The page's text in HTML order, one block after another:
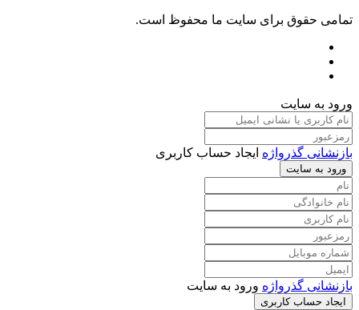
تمامی حقوق برای سایت ما محفوظ است.
ورود به سایت
بازنشانی گذرواژه ایجاد حساب کاربری
ورود به سایت
بازنشانی گذرواژه ورود به سایت
ایجاد حساب کاربری